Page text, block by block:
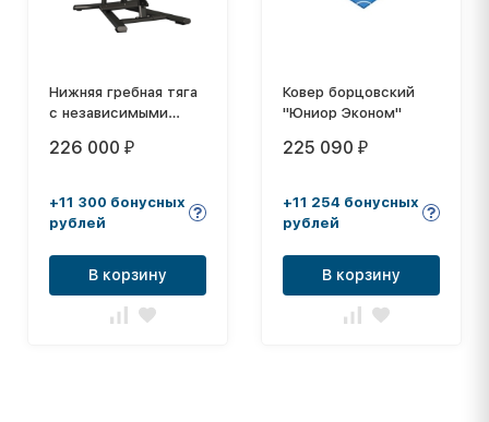
Нижняя гребная тяга
с независимыми
HD004-2
226 000 ₽
+11 300 бонусных
рублей
В корзину
Ковер борцовский
"Юниор Эконом"
225 090 ₽
+11 254 бонусных
рублей
В корзину